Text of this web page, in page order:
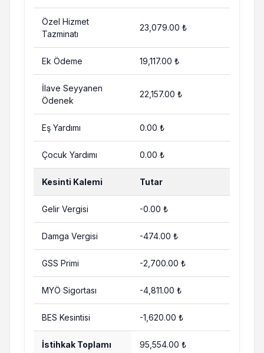
Özel Hizmet
Tazminatı
23,079.00 ₺
Ek Ödeme 19,117.00 ₺
İlave Seyyanen
Ödenek
22,157.00 ₺
Eş Yardımı 0.00 ₺
Çocuk Yardımı 0.00 ₺
Kesinti Kalemi Tutar
Gelir Vergisi -0.00 ₺
Damga Vergisi -474.00 ₺
GSS Primi -2,700.00 ₺
MYÖ Sigortası -4,811.00 ₺
BES Kesintisi -1,620.00 ₺
İstihkak Toplamı 95,554.00 ₺